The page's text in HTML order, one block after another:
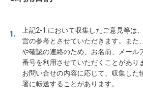
上記2-1.において収集したご意見等は
営の参考とさせていただきます。また
や確認の連絡のため、お名前、メール
番号を利用させていただくことがあり
お問い合せの内容に応じて、収集した
署に転送することがあります。